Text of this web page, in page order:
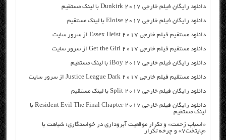
دانلود رایگان فیلم خارجی Dunkirk 2017 با لینک مستقیم
دانلود رایگان فیلم خارجی Eloise 2017 با لینک مستقیم
دانلود مستقیم فیلم خارجی Essex Heist 2017 از سرور سایت
دانلود مستقیم فیلم خارجی Get the Girl 2017 از سرور سایت
دانلود رایگان فیلم خارجی iBoy 2017 با لینک مستقیم
دانلود مستقیم فیلم خارجی Justice League Dark 2017 از سرور سایت
دانلود رایگان فیلم خارجی Split 2017 با لینک مستقیم
دانلود رایگان فیلم خارجی Resident Evil The Final Chapter 2017 با
لینک مستقیم
«اسباب زحمت» و تکرار موقعیت آبروداری در خواستگاری؛ شباهت با
«پایتخت۷» و چرخه تکرار